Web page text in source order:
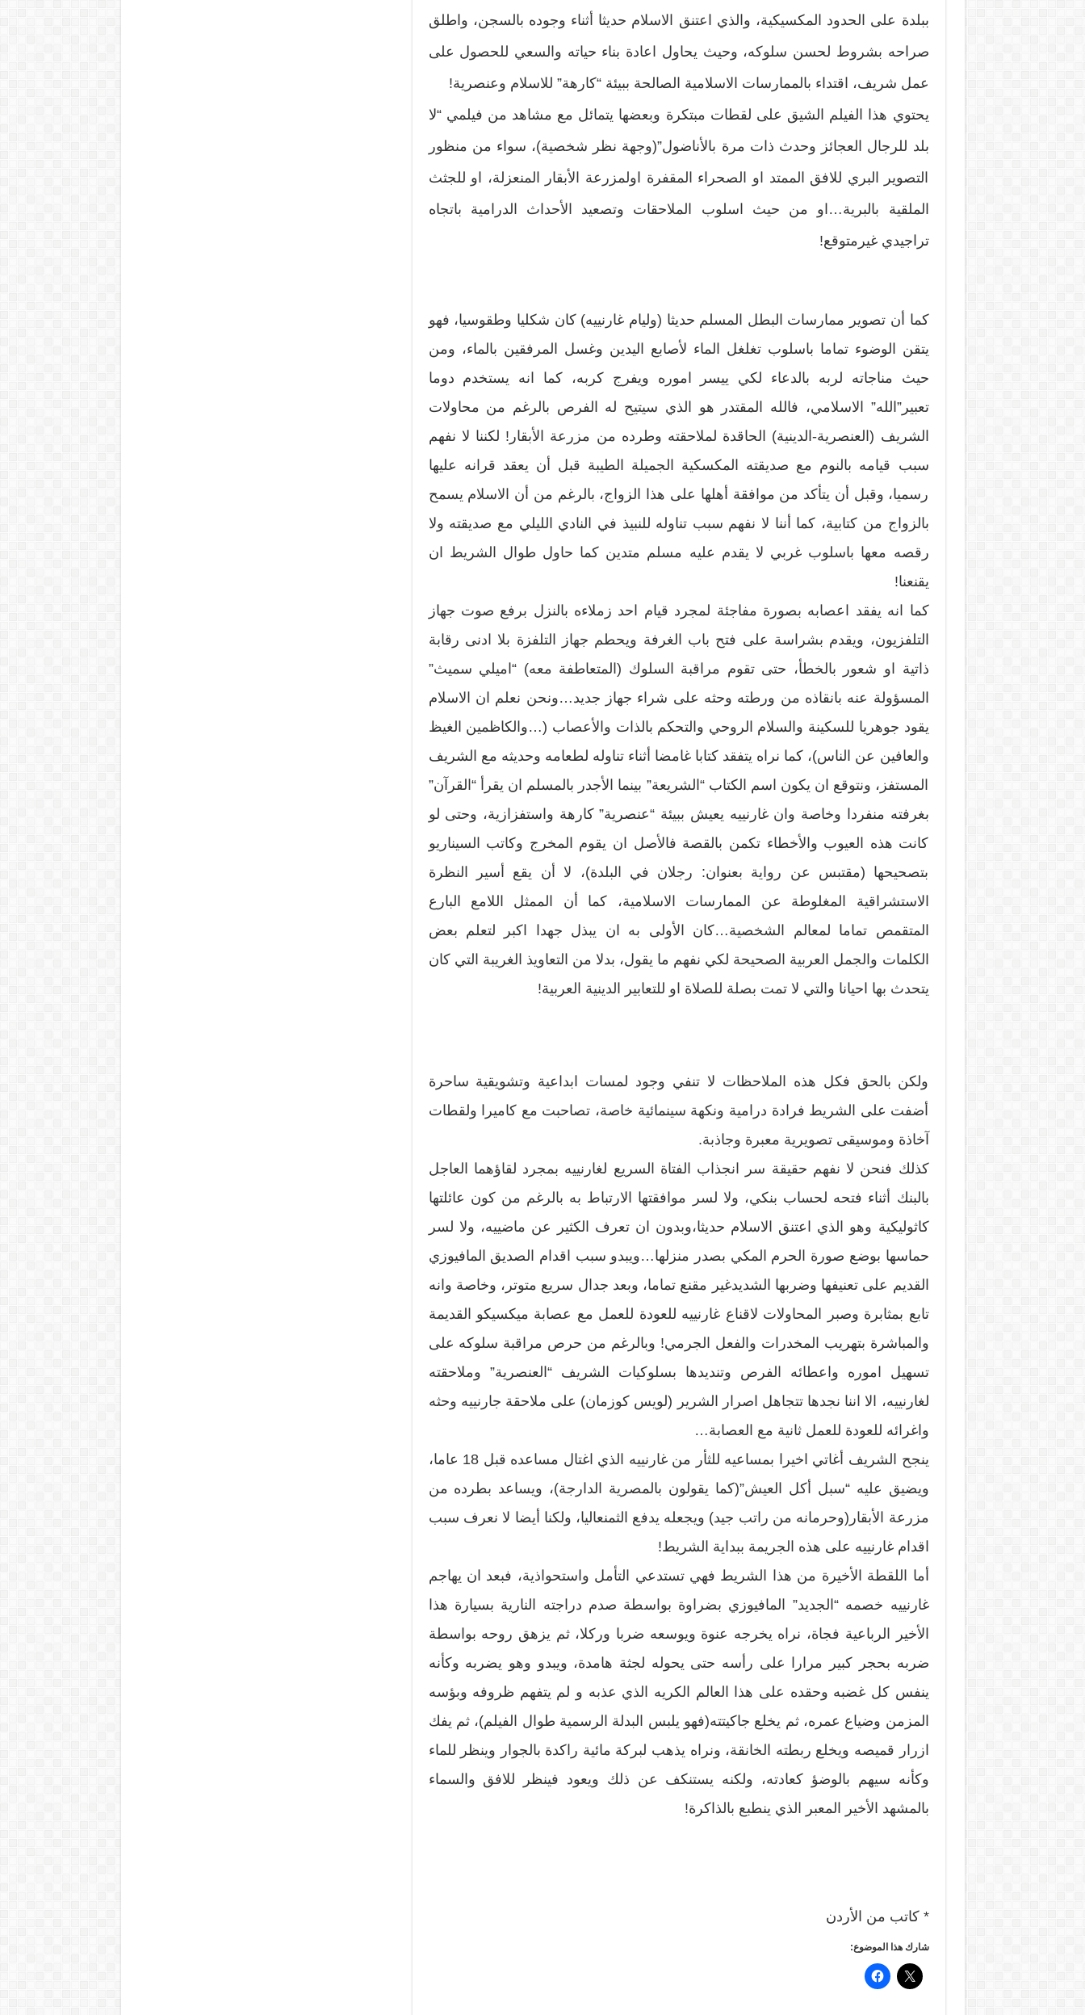
ببلدة على الحدود المكسيكية، والذي اعتنق الاسلام حديثا أثناء وجوده بالسجن، واطلق
صراحه بشروط لحسن سلوكه، وحيث يحاول اعادة بناء حياته والسعي للحصول على
عمل شريف، اقتداء بالممارسات الاسلامية الصالحة ببيئة “كارهة” للاسلام وعنصرية!
يحتوي هذا الفيلم الشيق على لقطات مبتكرة وبعضها يتمائل مع مشاهد من فيلمي “لا
بلد للرجال العجائز وحدث ذات مرة بالأناضول”(وجهة نظر شخصية)، سواء من منظور
التصوير البري للافق الممتد او الصحراء المقفرة اولمزرعة الأبقار المنعزلة، او للجثث
الملقية بالبرية…او من حيث اسلوب الملاحقات وتصعيد الأحداث الدرامية باتجاه
تراجيدي غيرمتوقع!
كما أن تصوير ممارسات البطل المسلم حديثا (وليام غارنييه) كان شكليا وطقوسيا، فهو
يتقن الوضوء تماما باسلوب تغلغل الماء لأصابع اليدين وغسل المرفقين بالماء، ومن
حيث مناجاته لربه بالدعاء لكي ييسر اموره ويفرج كربه، كما انه يستخدم دوما
تعبير”الله” الاسلامي، فالله المقتدر هو الذي سيتيح له الفرص بالرغم من محاولات
الشريف (العنصرية-الدينية) الحاقدة لملاحقته وطرده من مزرعة الأبقار! لكننا لا نفهم
سبب قيامه بالنوم مع صديقته المكسكية الجميلة الطيبة قبل أن يعقد قرانه عليها
رسميا، وقبل أن يتأكد من موافقة أهلها على هذا الزواج، بالرغم من أن الاسلام يسمح
بالزواج من كتابية، كما أننا لا نفهم سبب تناوله للنبيذ في النادي الليلي مع صديقته ولا
رقصه معها باسلوب غربي لا يقدم عليه مسلم متدين كما حاول طوال الشريط ان
يقنعنا!
كما انه يفقد اعصابه بصورة مفاجئة لمجرد قيام احد زملاءه بالنزل برفع صوت جهاز
التلفزيون، ويقدم بشراسة على فتح باب الغرفة ويحطم جهاز التلفزة بلا ادنى رقابة
ذاتية او شعور بالخطأ، حتى تقوم مراقبة السلوك (المتعاطفة معه) “اميلي سميث”
المسؤولة عنه بانقاذه من ورطته وحثه على شراء جهاز جديد…ونحن نعلم ان الاسلام
يقود جوهريا للسكينة والسلام الروحي والتحكم بالذات والأعصاب (…والكاظمين الغيظ
والعافين عن الناس)، كما نراه يتفقد كتابا غامضا أثناء تناوله لطعامه وحديثه مع الشريف
المستفز، ونتوقع ان يكون اسم الكتاب “الشريعة” بينما الأجدر بالمسلم ان يقرأ “القرآن”
بغرفته منفردا وخاصة وان غارنييه يعيش ببيئة “عنصرية” كارهة واستفزازية، وحتى لو
كانت هذه العيوب والأخطاء تكمن بالقصة فالأصل ان يقوم المخرج وكاتب السيناريو
بتصحيحها (مقتبس عن رواية بعنوان: رجلان في البلدة)، لا أن يقع أسير النظرة
الاستشراقية المغلوطة عن الممارسات الاسلامية، كما أن الممثل اللامع البارع
المتقمص تماما لمعالم الشخصية…كان الأولى به ان يبذل جهدا اكبر لتعلم بعض
الكلمات والجمل العربية الصحيحة لكي نفهم ما يقول، بدلا من التعاويذ الغريبة التي كان
يتحدث بها احيانا والتي لا تمت بصلة للصلاة او للتعابير الدينية العربية!
ولكن بالحق فكل هذه الملاحظات لا تنفي وجود لمسات ابداعية وتشويقية ساحرة
أضفت على الشريط فرادة درامية ونكهة سينمائية خاصة، تصاحبت مع كاميرا ولقطات
آخاذة وموسيقى تصويرية معبرة وجاذبة.
كذلك فنحن لا نفهم حقيقة سر انجذاب الفتاة السريع لغارنييه بمجرد لقاؤهما العاجل
بالبنك أثناء فتحه لحساب بنكي، ولا لسر موافقتها الارتباط به بالرغم من كون عائلتها
كاثوليكية وهو الذي اعتنق الاسلام حديثا،وبدون ان تعرف الكثير عن ماضييه، ولا لسر
حماسها بوضع صورة الحرم المكي بصدر منزلها…ويبدو سبب اقدام الصديق المافيوزي
القديم على تعنيفها وضربها الشديدغير مقنع تماما، وبعد جدال سريع متوتر، وخاصة وانه
تابع بمثابرة وصبر المحاولات لاقناع غارنييه للعودة للعمل مع عصابة ميكسيكو القديمة
والمباشرة بتهريب المخدرات والفعل الجرمي! وبالرغم من حرص مراقبة سلوكه على
تسهيل اموره واعطائه الفرص وتنديدها بسلوكيات الشريف “العنصرية” وملاحقته
لغارنييه، الا اننا نجدها تتجاهل اصرار الشرير (لويس كوزمان) على ملاحقة جارنييه وحثه
واغرائه للعودة للعمل ثانية مع العصابة…
ينجح الشريف أغاتي اخيرا بمساعيه للثأر من غارنييه الذي اغتال مساعده قبل 18 عاما،
ويضيق عليه “سبل أكل العيش”(كما يقولون بالمصرية الدارجة)، ويساعد بطرده من
مزرعة الأبقار(وحرمانه من راتب جيد) ويجعله يدفع الثمنعاليا، ولكنا أيضا لا نعرف سبب
اقدام غارنييه على هذه الجريمة ببداية الشريط!
أما اللقطة الأخيرة من هذا الشريط فهي تستدعي التأمل واستحواذية، فبعد ان يهاجم
غارنييه خصمه “الجديد” المافيوزي بضراوة بواسطة صدم دراجته النارية بسيارة هذا
الأخير الرباعية فجاة، نراه يخرجه عنوة ويوسعه ضربا وركلا، ثم يزهق روحه بواسطة
ضربه بحجر كبير مرارا على رأسه حتى يحوله لجثة هامدة، ويبدو وهو يضربه وكأنه
ينفس كل غضبه وحقده على هذا العالم الكريه الذي عذبه و لم يتفهم ظروفه وبؤسه
المزمن وضياع عمره، ثم يخلع جاكيتته(فهو يلبس البدلة الرسمية طوال الفيلم)، ثم يفك
ازرار قميصه ويخلع ربطته الخانقة، ونراه يذهب لبركة مائية راكدة بالجوار وينظر للماء
وكأنه سيهم بالوضؤ كعادته، ولكنه يستنكف عن ذلك ويعود فينظر للافق والسماء
بالمشهد الأخير المعبر الذي ينطبع بالذاكرة!
* كاتب من الأردن
شارك هذا الموضوع: